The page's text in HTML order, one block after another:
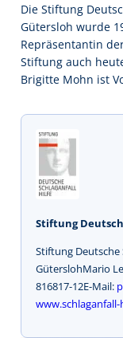
Die Stiftung
Gütersloh wurde
Repräsentantin
Stiftung auch
Brigitte Mohn ist
Stiftung
Stiftung Deutsche
GüterslohMario
816817-12E-Mail: